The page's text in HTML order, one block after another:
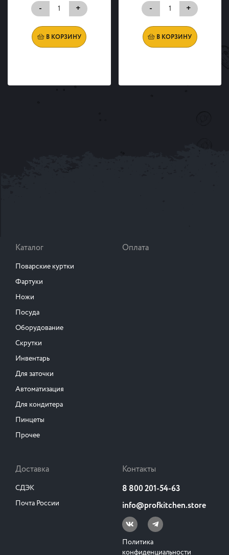
-
+
В КОРЗИНУ
-
+
В КОРЗИНУ
Каталог
Поварские куртки
Фартуки
Ножи
Посуда
Оборудование
Скрутки
Инвентарь
Для заточки
Автоматизация
Для кондитера
Пинцеты
Прочее
Оплата
Доставка
СДЭК
Почта России
Контакты
8 800 201-54-63
info@profkitchen.store
Политика
конфиденциальности